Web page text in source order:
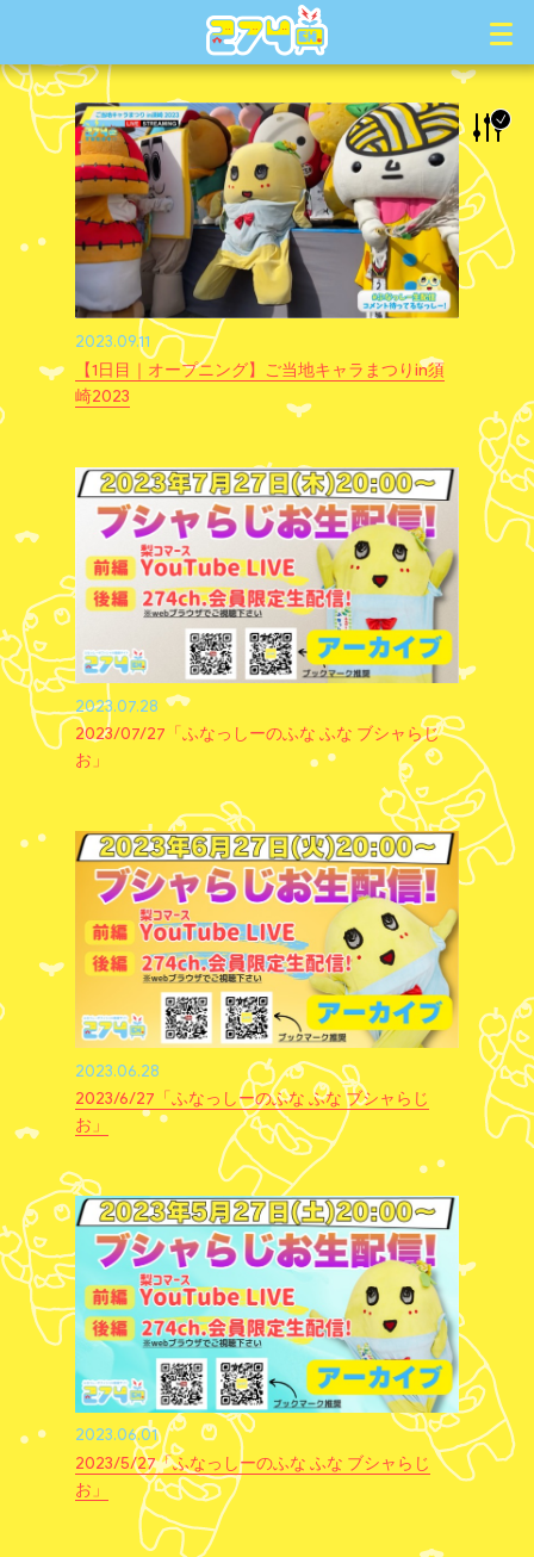
2023.09.11
【1日目｜オープニング】ご当地キャラまつりin須
崎2023
2023.07.28
2023/07/27「ふなっしーのふな ふな ブシャらじ
お」
2023.06.28
2023/6/27「ふなっしーのふな ふな ブシャらじ
お」
2023.06.01
2023/5/27「ふなっしーのふな ふな ブシャらじ
お」